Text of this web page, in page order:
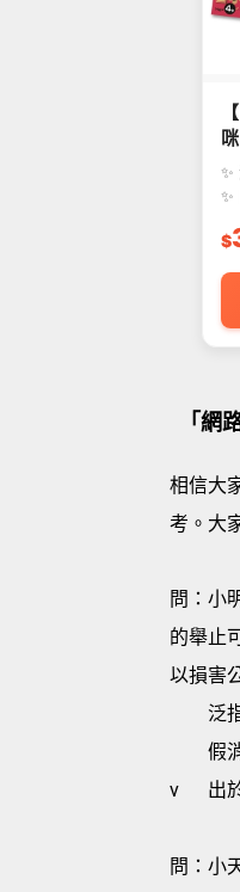
✨
✨
$
「網
相信大
考。大
問：小
的舉止
以損害
泛
假
v
出
問：小